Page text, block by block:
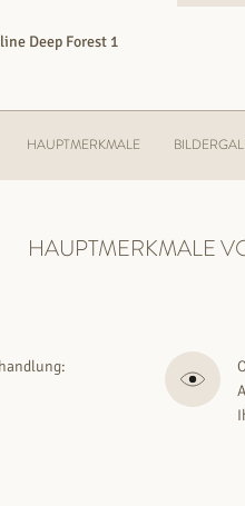
Deep Forest 1
HAUPTMERKMALE
HAUPTMERKMALE